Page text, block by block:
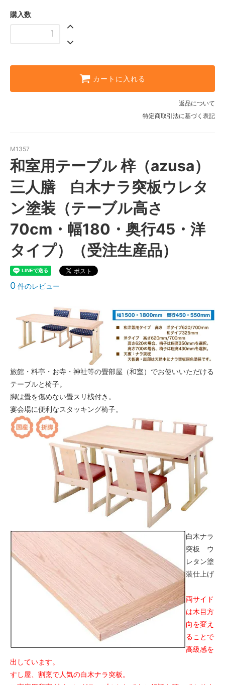
購入数
カートに入れる
返品について
特定商取引法に基づく表記
M1357
和室用テーブル 梓（azusa）
三人膳 白木ナラ突板ウレタ
ン塗装（テーブル高さ
70cm・幅180・奥行45・洋
タイプ）（受注生産品）
0 件のレビュー
旅館・料亭・お寺・神社等の畳部屋（和室）でお使いいただける
テーブルと椅子。
脚は畳を傷めない畳スリ桟付き。
宴会場に便利なスタッキング椅子。
白木ナラ
突板 ウ
レタン塗
装仕上げ
両サイド
は木目方
向を変え
ることで
高級感を
出しています。
すし屋、割烹で人気の白木ナラ突板。